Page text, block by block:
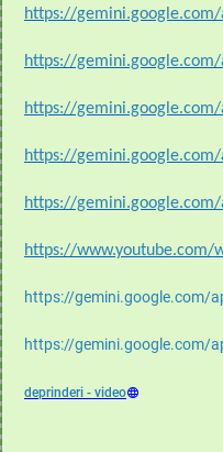
https://
https://
https://
https://
https://
https://www.youtube.com/
https://gemini.google.com/
https://gemini.google.com/
deprinderi - video